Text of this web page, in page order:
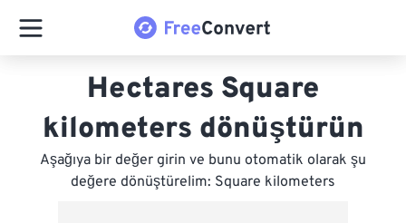
Hectares Square
kilometers dönüştürün
Aşağıya bir değer girin ve bunu otomatik olarak şu
değere dönüştürelim: Square kilometers